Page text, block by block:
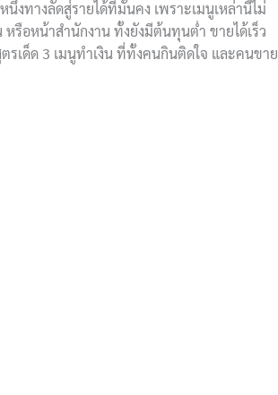
นึ่งทางลัดสู่รายได้ที่มั่นคง เพราะเมนูเหล่านี้ไม่
รือหน้าสำนักงาน ทั้งยังมีต้นทุนต่ำ ขายได้เร็ว
เด็ด 3 เมนูทำเงิน ที่ทั้งคนกินติดใจ และคนขาย